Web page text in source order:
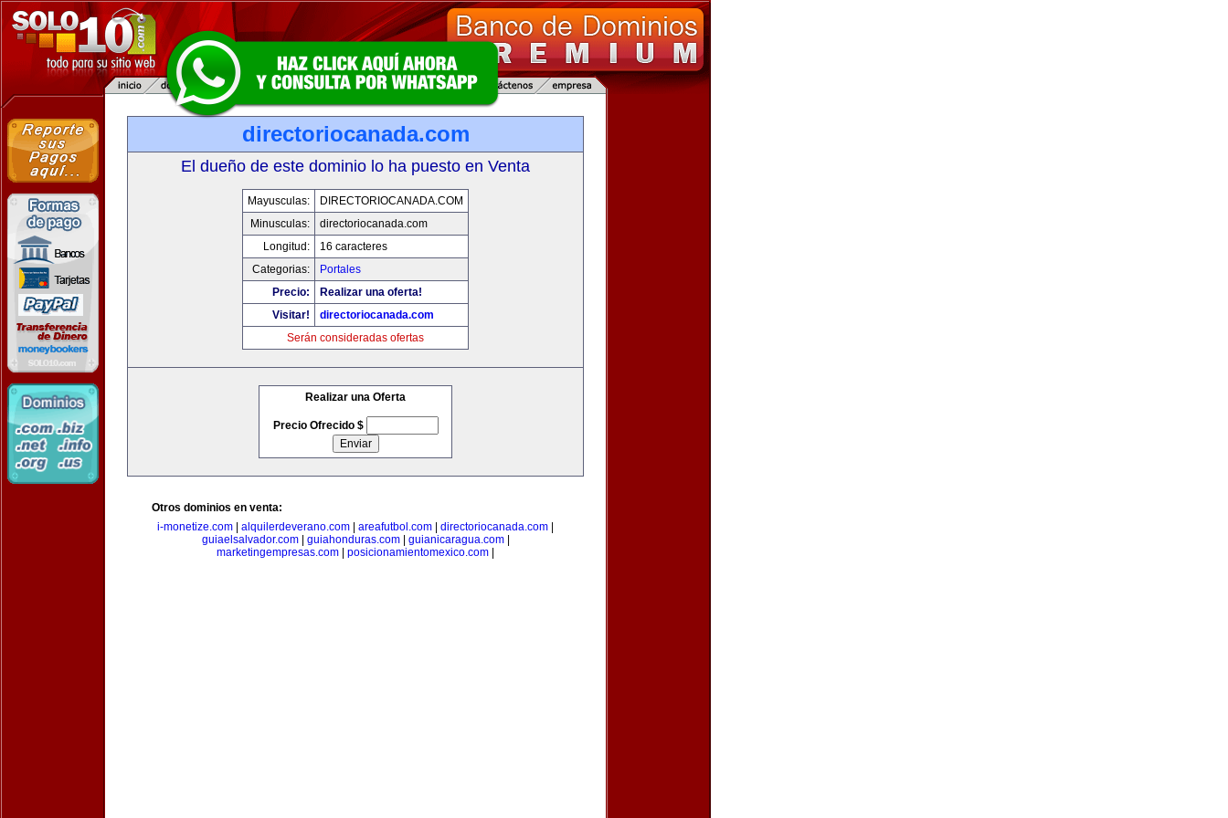
directoriocanada.com
El dueño de este dominio lo ha puesto en Venta
Mayusculas:
DIRECTORIOCANADA.COM
Minusculas:
directoriocanada.com
Longitud:
16 caracteres
Categorias:
Portales
Precio:
Realizar una oferta!
Visitar!
directoriocanada.com
Serán consideradas ofertas
Realizar una Oferta
Precio Ofrecido $
Otros dominios en venta:
i-monetize.com
alquilerdeverano.com areafutbol.com directoriocanada.com
guiaelsalvador.com| guiahonduras.com| guianicaragua.com|
marketingempresas.com
posicionamientomexico.com